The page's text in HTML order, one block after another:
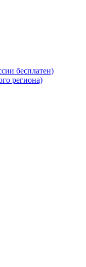
бесплатен)
региона)